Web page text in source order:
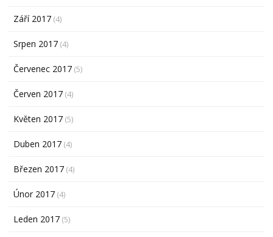
Září 2017 (4)
Srpen 2017 (4)
Červenec 2017 (5)
Červen 2017 (4)
Květen 2017 (5)
Duben 2017 (4)
Březen 2017 (4)
Únor 2017 (4)
Leden 2017 (5)